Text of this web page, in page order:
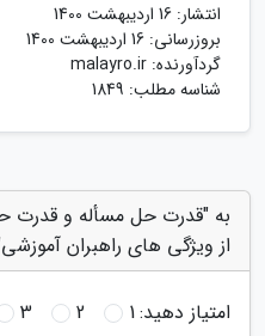
انتشار: 16 اردیبهشت 1400
بروزرسانی: 16 اردیبهشت 1400
گردآورنده: malayro.ir
شناسه مطلب: 1849
به "قدرت حل مسأله و
از ویژگی های راهبران
امتیاز دهید:1
2
3